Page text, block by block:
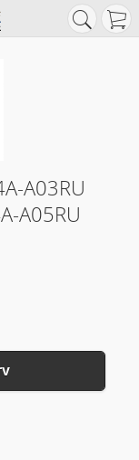
A03RU
A05RU